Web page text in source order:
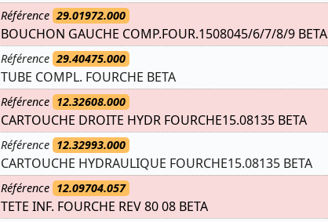
Référence 29.01972.000
BOUCHON GAUCHE COMP.FOUR.1508045/6/7/8/9 BETA
Référence 29.40475.000
TUBE COMPL. FOURCHE BETA
Référence 12.32608.000
CARTOUCHE DROITE HYDR FOURCHE15.08135 BETA
Référence 12.32993.000
CARTOUCHE HYDRAULIQUE FOURCHE15.08135 BETA
Référence 12.09704.057
TETE INF. FOURCHE REV 80 08 BETA